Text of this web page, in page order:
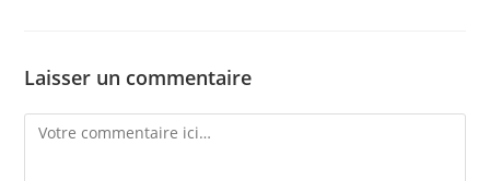
Laisser un commentaire